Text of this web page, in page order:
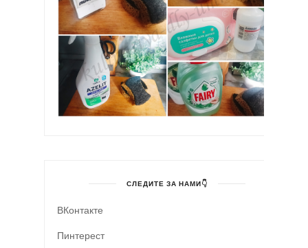
СЛЕДИТЕ ЗА НАМИ👇
ВКонтакте
Пинтерест